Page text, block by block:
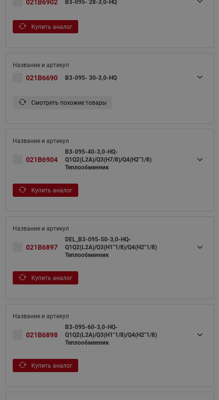
021B6902 B3-095- 28-3,0-HQ
Купить аналог
021B6690 B3-095- 30-3,0-HQ
Смотреть похожие товары
021B6904
B3-095-40-3,0-HQ-
Q1Q2(L2A)/Q3(H7/8)/Q4(H2"1/8)
Теплообменник
Купить аналог
021B6897
DEL_B3-095-50-3,0-HQ-
Q1Q2(L2A)/Q3(H1"1/8)/Q4(H2"1/8)
Теплообменник
Купить аналог
021B6898
B3-095-60-3,0-HQ-
Q1Q2(L2A)/Q3(H1"1/8)/Q4(H2"1/8)
Теплообменник
Купить аналог